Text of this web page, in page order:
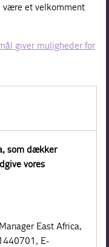
være et velkomment
giver muligheder for
som dækker
vores
East Africa,
E-